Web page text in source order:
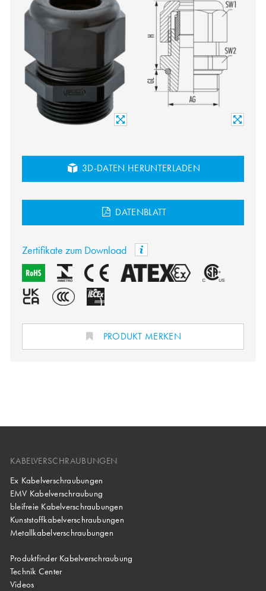
3D-DATEN HERUNTERLADEN
DATENBLATT
Zertifikate zum Download
PRODUKT MERKEN
KABELVERSCHRAUBUNGEN
Ex Kabelverschraubungen
EMV Kabelverschraubung
bleifreie Kabelverschraubungen
Kunststoffkabelverschraubungen
Metallkabelverschraubungen
Produktfinder Kabelverschraubung
Technik Center
Videos